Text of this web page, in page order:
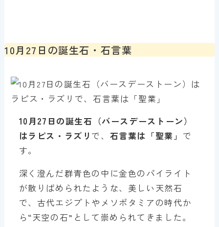
10月27日の誕生石・石言葉
10月27日の誕生石（バースデーストーン）
はラピス・ラズリ で、 石言葉は「聖業」 で
す。
深く澄んだ群青色の中に金色のパイライト
が散りばめられたような、美しい天然石
で、古代エジプトやメソポタミアの時代か
ら“天空の石”として崇められてきました。